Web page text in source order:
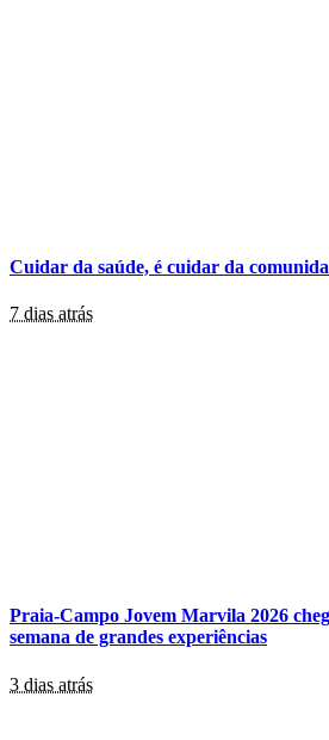
Cuidar da saúde, é cuidar da
7 dias atrás
Praia-Campo Jovem Marvila 2026
semana de grandes experiências
3 dias atrás